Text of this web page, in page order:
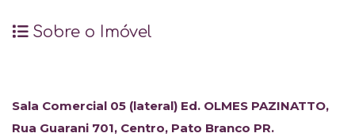
Sobre o Imóvel
Sala Comercial 05 (lateral) Ed. OLMES PAZINATTO,
Rua Guarani 701, Centro, Pato Branco PR.